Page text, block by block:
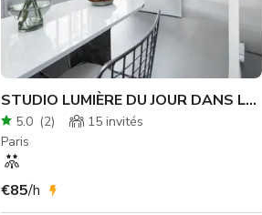
italien, salle de bain, balcon et belle vue
dégag
STUDIO LUMIÈRE DU JOUR DANS LE CENTRE DE PARIS
5.0 (2) 15 invités
Paris
€85/h